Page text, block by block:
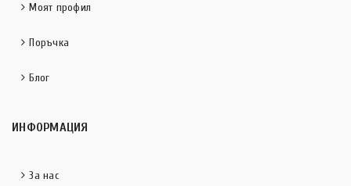
Моят профил
Поръчка
Блог
ИНФОРМАЦИЯ
За нас